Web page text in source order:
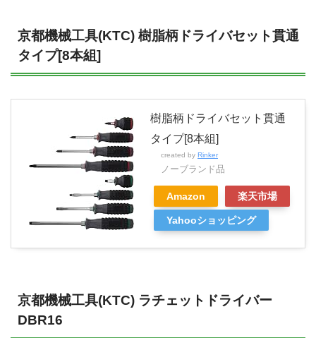
京都機械工具(KTC) 樹脂柄ドライバセット貫通
タイプ[8本組]
樹脂柄ドライバセット貫通
タイプ[8本組]
created by Rinker
ノーブランド品
Amazon 楽天市場
Yahooショッピング
京都機械工具(KTC) ラチェットドライバー
DBR16